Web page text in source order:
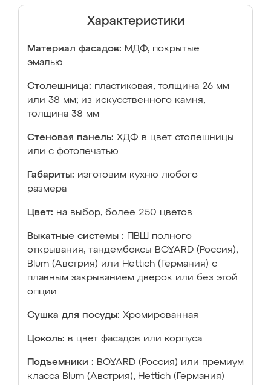
Характеристики
Материал фасадов: МДФ, покрытые
эмалью
Столешница: пластиковая, толщина 26 мм
или 38 мм; из искусственного камня,
толщина 38 мм
Стеновая панель: ХДФ в цвет столешницы
или с фотопечатью
Габариты: изготовим кухню любого
размера
Цвет: на выбор, более 250 цветов
Выкатные системы :
ПВШ полного
открывания, тандембоксы BOYARD (Россия),
Blum (Австрия) или Hettich (Германия) с
плавным закрыванием дверок или без этой
опции
Сушка для посуды: Хромированная
Цоколь: в цвет фасадов или корпуса
Подъемники : BOYARD (Россия) или премиум
класса Blum (Австрия), Hettich (Германия)